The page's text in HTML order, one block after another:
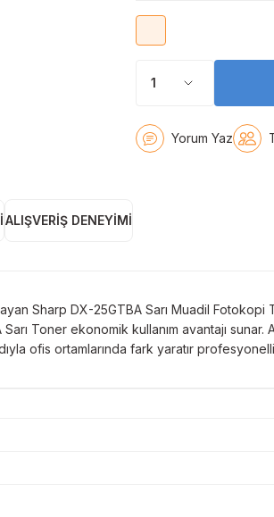
Yorum Yaz
ALIŞVERIŞ DENEYIMI
Sharp DX-25GTBA Sarı Muadil
Toner ekonomik kullanım avantajı
ofis ortamlarında fark yaratır